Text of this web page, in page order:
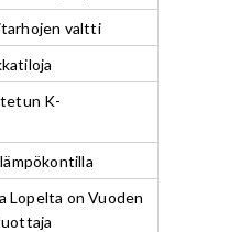
valtti
K-
Lopelta on Vuoden